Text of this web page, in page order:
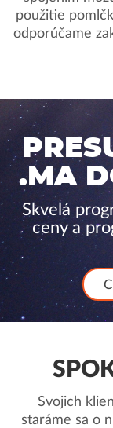
použitie
odporúčame
.MA
Skvelá
ceny a
Svojich
staráme sa o